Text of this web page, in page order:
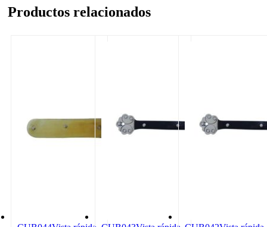
Productos relacionados